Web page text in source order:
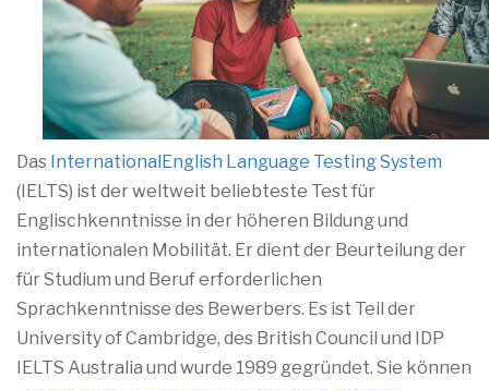
Das InternationalEnglish Language Testing System
(IELTS) ist der weltweit beliebteste Test für
Englischkenntnisse in der höheren Bildung und
internationalen Mobilität. Er dient der Beurteilung der
für Studium und Beruf erforderlichen
Sprachkenntnisse des Bewerbers. Es ist Teil der
University of Cambridge, des British Council und IDP
IELTS Australia und wurde 1989 gegründet. Sie können